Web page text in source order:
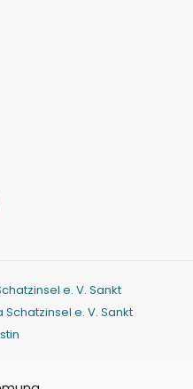
e. V. Sankt
e. V. Sankt